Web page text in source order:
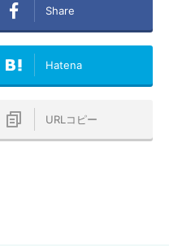
Share
Hatena
URLコピー